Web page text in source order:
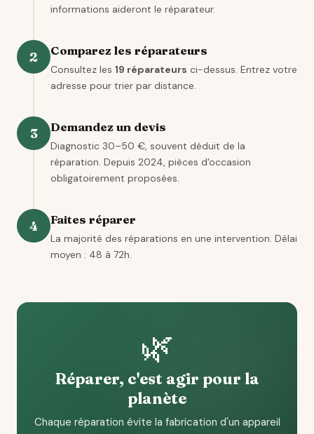
informations aideront le réparateur.
2 Comparez les réparateurs
Consultez les 19 réparateurs ci-dessus. Entrez votre
adresse pour trier par distance.
3 Demandez un devis
Diagnostic 30–50 €, souvent déduit de la
réparation. Depuis 2024, pièces d'occasion
obligatoirement proposées.
4 Faites réparer
La majorité des réparations en une intervention. Délai
moyen : 48 à 72h.
🌿
Réparer, c'est agir pour la
planète
Chaque réparation évite la fabrication d'un appareil